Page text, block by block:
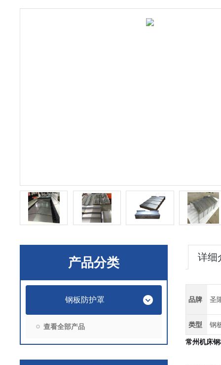
产品分类
钢板防护罩
查看全部产品
详细
品牌 圣
类型 钢
常州机床